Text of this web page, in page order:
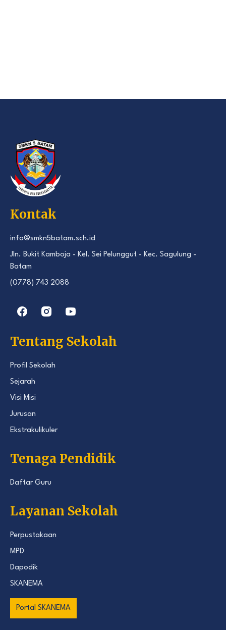
Kontak
info@smkn5batam.sch.id
Jln. Bukit Kamboja - Kel. Sei Pelunggut - Kec. Sagulung -
Batam
(0778) 743 2088
Tentang Sekolah
Profil Sekolah
Sejarah
Visi Misi
Jurusan
Ekstrakulikuler
Tenaga Pendidik
Daftar Guru
Layanan Sekolah
Perpustakaan
MPD
Dapodik
SKANEMA
Portal SKANEMA